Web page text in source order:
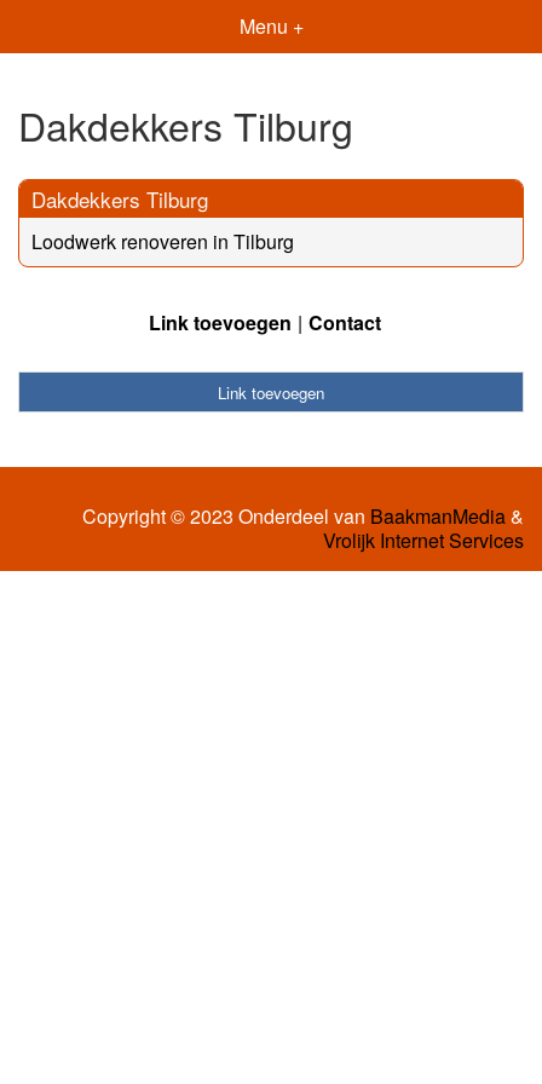
Menu +
Dakdekkers Tilburg
Dakdekkers Tilburg
Loodwerk renoveren in Tilburg
Link toevoegen Contact
Link toevoegen
Copyright © 2023 Onderdeel van BaakmanMedia&
Vrolijk Internet Services